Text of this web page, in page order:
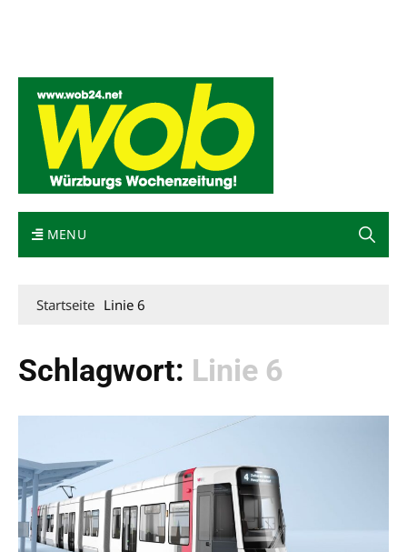
MENU
Startseite Linie 6
Schlagwort: Linie 6